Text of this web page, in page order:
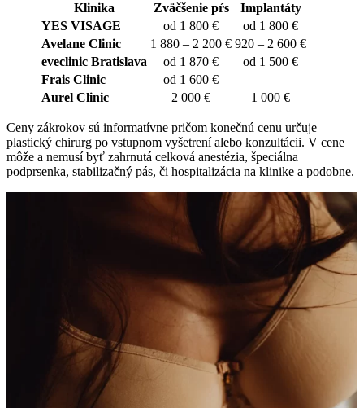
Klinika Zväčšenie pŕs
Implantáty
YES VISAGE
od 1 800 €
od 1 800 €
Avelane Clinic
1 880 – 2 200 € 920 – 2 600 €
eveclinic Bratislava
od 1 870 €
od 1 500 €
Frais Clinic
od 1 600 €
–
Aurel Clinic
2 000 € 1 000 €
Ceny zákrokov sú informatívne pričom konečnú cenu určuje
plastický chirurg po vstupnom vyšetrení alebo konzultácii. V cene
môže a nemusí byť zahrnutá celková anestézia, špeciálna
podprsenka, stabilizačný pás, či hospitalizácia na klinike a podobne.